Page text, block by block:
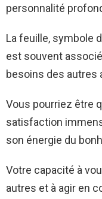
personnalité
La feuille, symbole
est souvent
besoins des autres
Vous pourriez être
satisfaction
son énergie du
Votre capacité à
autres et à agir en